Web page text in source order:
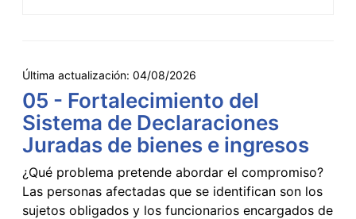
Última actualización: 04/08/2026
05 - Fortalecimiento del
Sistema de Declaraciones
Juradas de bienes e ingresos
¿Qué problema pretende abordar el compromiso?
Las personas afectadas que se identifican son los
sujetos obligados y los funcionarios encargados de